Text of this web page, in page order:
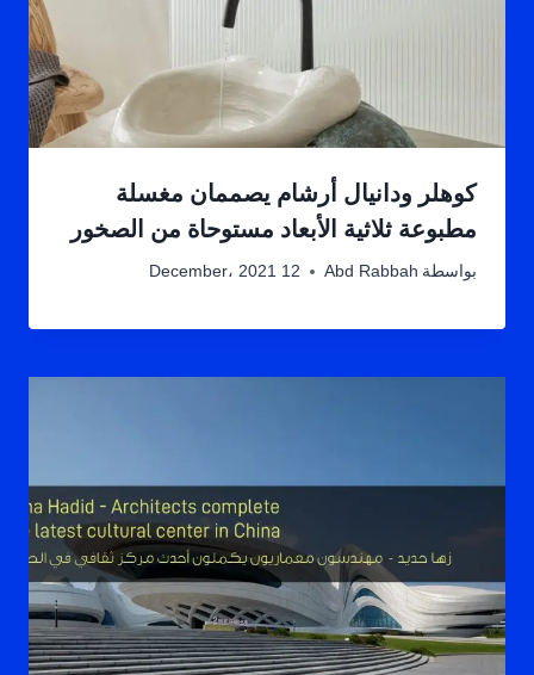
كوهلر ودانيال أرشام يصممان مغسلة
مطبوعة ثلاثية الأبعاد مستوحاة من الصخور
بواسطة Abd Rabbah 12 December، 2021